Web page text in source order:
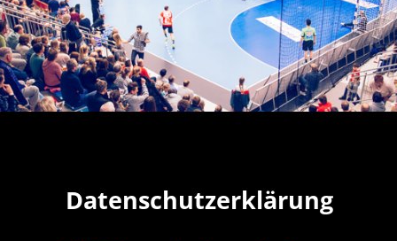
Datenschutzerklärung